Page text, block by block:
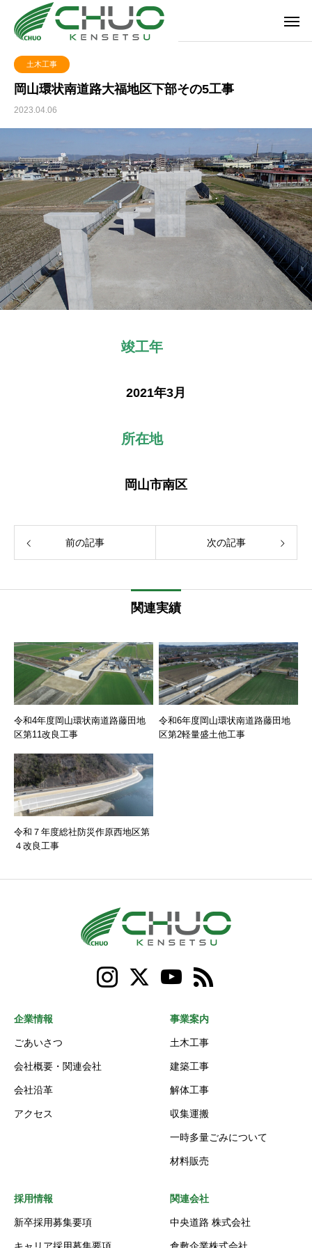
土木工事
岡山環状南道路大福地区下部その5工事
2023.04.06
竣工年
2021年3月
所在地
岡山市南区
前の記事 次の記事
関連実績
令和4年度岡山環状南道路藤田地
区第11改良工事
令和6年度岡山環状南道路藤田地
区第2軽量盛土他工事
令和７年度総社防災作原西地区第
４改良工事
企業情報
ごあいさつ
会社概要・関連会社
会社沿革
アクセス
事業案内
土木工事
建築工事
解体工事
収集運搬
一時多量ごみについて
材料販売
採用情報
新卒採用募集要項
関連会社
中央道路 株式会社